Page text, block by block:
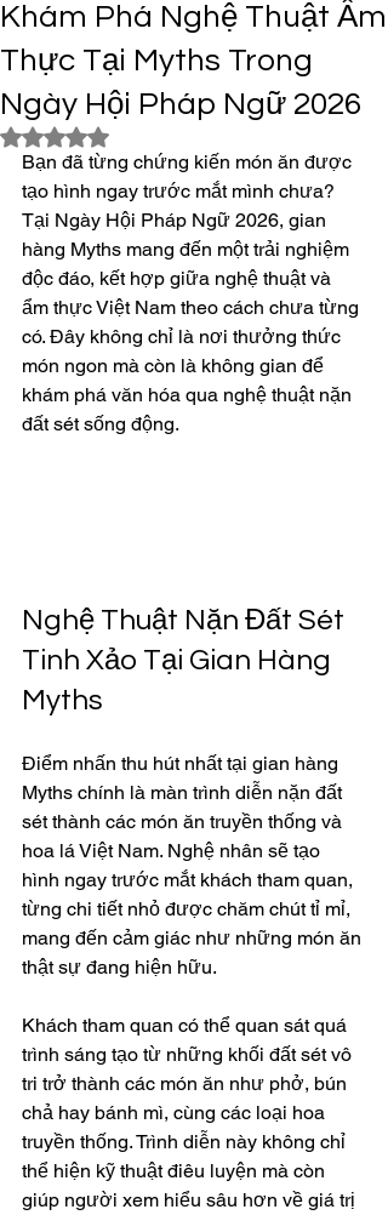
Khám Phá Nghệ Thuật Ẩm
Thực Tại Myths Trong
Ngày Hội Pháp Ngữ 2026
Đã xếp hạng NaN/5 sao.
Bạn đã từng chứng kiến món ăn được
tạo hình ngay trước mắt mình chưa?
Tại Ngày Hội Pháp Ngữ 2026, gian
hàng Myths mang đến một trải nghiệm
độc đáo, kết hợp giữa nghệ thuật và
ẩm thực Việt Nam theo cách chưa từng
có. Đây không chỉ là nơi thưởng thức
món ngon mà còn là không gian để
khám phá văn hóa qua nghệ thuật nặn
đất sét sống động.
Nghệ Thuật Nặn Đất Sét
Tinh Xảo Tại Gian Hàng
Myths
Điểm nhấn thu hút nhất tại gian hàng
Myths chính là màn trình diễn nặn đất
sét thành các món ăn truyền thống và
hoa lá Việt Nam. Nghệ nhân sẽ tạo
hình ngay trước mắt khách tham quan,
từng chi tiết nhỏ được chăm chút tỉ mỉ,
mang đến cảm giác như những món ăn
thật sự đang hiện hữu.
Khách tham quan có thể quan sát quá
trình sáng tạo từ những khối đất sét vô
tri trở thành các món ăn như phở, bún
chả hay bánh mì, cùng các loại hoa
truyền thống. Trình diễn này không chỉ
thể hiện kỹ thuật điêu luyện mà còn
giúp người xem hiểu sâu hơn về giá trị